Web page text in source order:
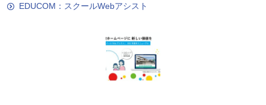
EDUCOM：スクールWebアシスト